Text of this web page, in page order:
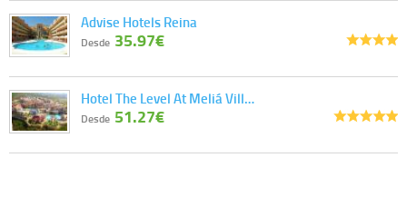
Advise Hotels Reina
Desde 35.97€
Hotel The Level At Meliá Vill…
Desde 51.27€